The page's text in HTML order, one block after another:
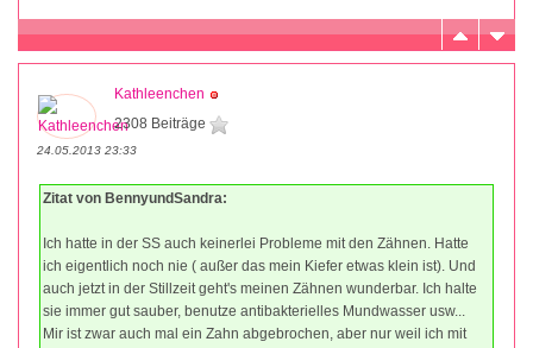
Kathleenchen
2308 Beiträge
24.05.2013 23:33
Zitat von BennyundSandra:
Ich hatte in der SS auch keinerlei Probleme mit den Zähnen. Hatte
ich eigentlich noch nie ( außer das mein Kiefer etwas klein ist). Und
auch jetzt in der Stillzeit geht's meinen Zähnen wunderbar. Ich halte
sie immer gut sauber, benutze antibakterielles Mundwasser usw...
Mir ist zwar auch mal ein Zahn abgebrochen, aber nur weil ich mit